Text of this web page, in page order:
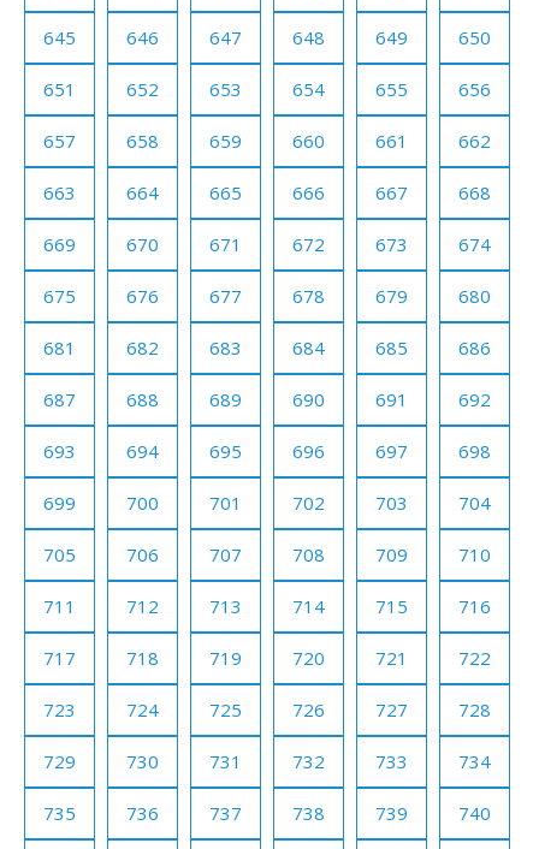
645 646 647 648 649 650
651 652 653 654 655 656
657 658 659 660 661 662
663 664 665 666 667 668
669 670 671 672 673 674
675 676 677 678 679 680
681 682 683 684 685 686
687 688 689 690 691 692
693 694 695 696 697 698
699 700 701 702 703 704
705 706 707 708 709 710
711 712 713 714 715 716
717 718 719 720 721 722
723 724 725 726 727 728
729 730 731 732 733 734
735 736 737 738 739 740